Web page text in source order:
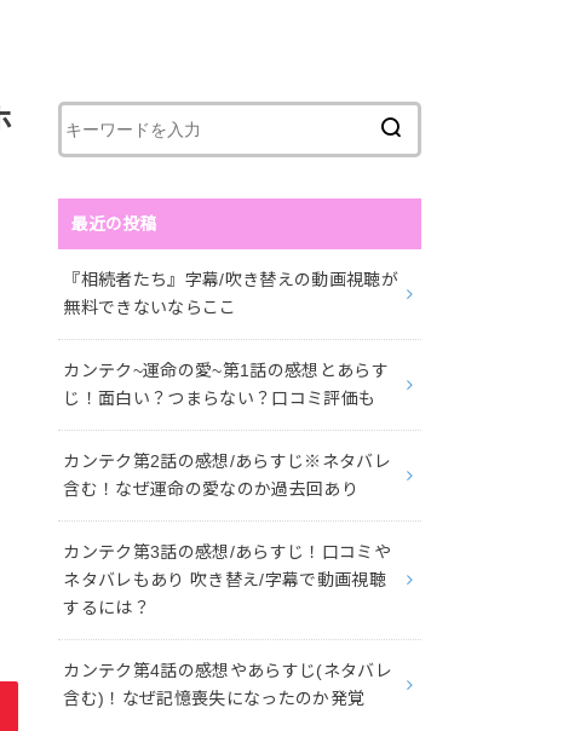
最近の投稿
『相続者たち』字幕/吹き替えの動画視聴が
無料できないならここ
カンテク~運命の愛~第1話の感想とあらす
じ！面白い？つまらない？口コミ評価も
カンテク第2話の感想/あらすじ※ネタバレ
含む！なぜ運命の愛なのか過去回あり
カンテク第3話の感想/あらすじ！口コミや
ネタバレもあり 吹き替え/字幕で動画視聴
するには？
カンテク第4話の感想やあらすじ(ネタバレ
含む)！なぜ記憶喪失になったのか発覚